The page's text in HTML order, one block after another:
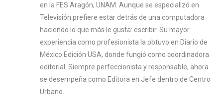
en la FES Aragón, UNAM. Aunque se especializó en
Televisión prefiere estar detrás de una computadora
haciendo lo que más le gusta: escribir. Su mayor
experiencia como profesionista la obtuvo en Diario de
México Edición USA, donde fungió como coordinadora
editorial. Siempre perfeccionista y responsable, ahora
se desempeña como Editora en Jefe dentro de Centro
Urbano.